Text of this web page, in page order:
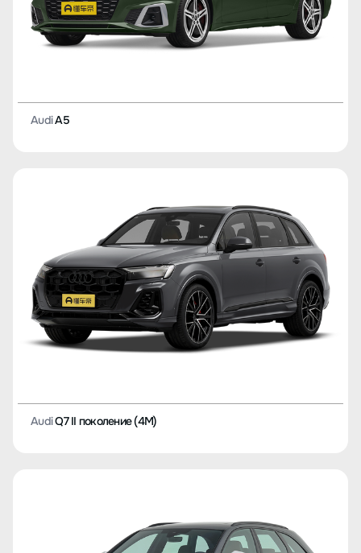
AudiA5
AudiQ7 II поколение (4M)